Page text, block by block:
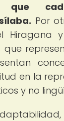
que
Por
Hiragana
en la
y no